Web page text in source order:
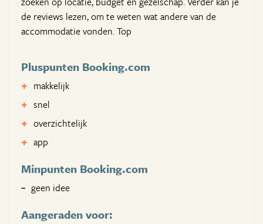
de reviews lezen, om te weten wat andere van de
accommodatie vonden. Top
Pluspunten Booking.com
makkelijk
snel
overzichtelijk
app
Minpunten Booking.com
geen idee
Aangeraden voor: